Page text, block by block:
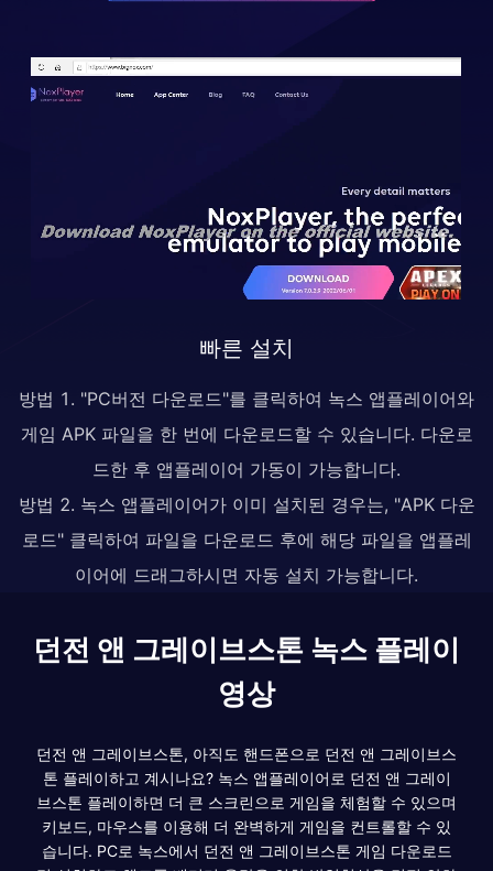
빠른 설치
방법 1. "PC버전 다운로드"를 클릭하여 녹스 앱플레이어와
게임 APK 파일을 한 번에 다운로드할 수 있습니다. 다운로
드한 후 앱플레이어 가동이 가능합니다.
방법 2. 녹스 앱플레이어가 이미 설치된 경우는, "APK 다운
로드" 클릭하여 파일을 다운로드 후에 해당 파일을 앱플레
이어에 드래그하시면 자동 설치 가능합니다.
던전 앤 그레이브스톤 녹스 플레이
영상
던전 앤 그레이브스톤, 아직도 핸드폰으로 던전 앤 그레이브스
톤 플레이하고 계시나요? 녹스 앱플레이어로 던전 앤 그레이
브스톤 플레이하면 더 큰 스크린으로 게임을 체험할 수 있으며
키보드, 마우스를 이용해 더 완벽하게 게임을 컨트롤할 수 있
습니다. PC로 녹스에서 던전 앤 그레이브스톤 게임 다운로드